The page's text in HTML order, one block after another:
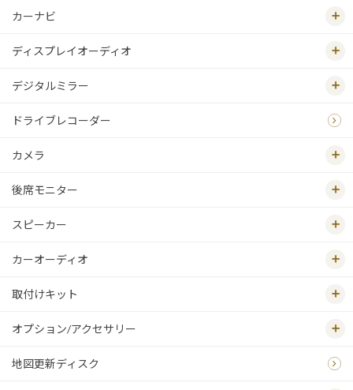
カーナビ
ディスプレイオーディオ
デジタルミラー
ドライブレコーダー
カメラ
後席モニター
スピーカー
カーオーディオ
取付けキット
オプション/アクセサリー
地図更新ディスク